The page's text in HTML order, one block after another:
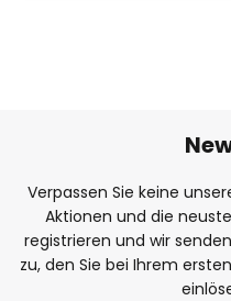
Verpassen Sie keine
Aktionen und die
registrieren und wir
zu, den Sie bei Ihrem